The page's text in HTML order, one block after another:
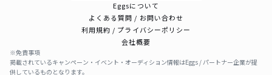
Eggsについて
よくある質問 / お問い合わせ
利用規約 / プライバシーポリシー
会社概要
※免責事項
掲載されているキャンペーン・イベント・オーディション情報はEggs / パートナー企業が提
供しているものとなります。